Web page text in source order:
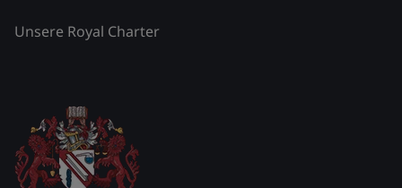
Unsere Royal Charter